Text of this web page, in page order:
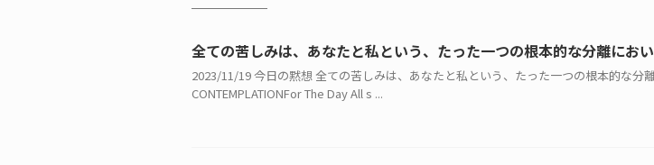
全ての苦しみは、あなたと私という、たった一つの根本的な分離におい
2023/11/19 今日の黙想 全ての苦しみは、あなたと私という、たった一つの根本的な分
CONTEMPLATIONFor The Day All s ...